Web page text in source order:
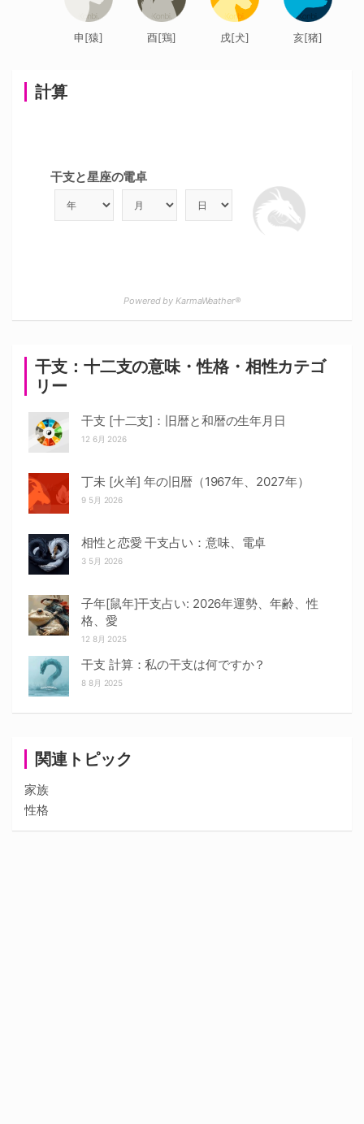
関連トピック
家族
性格
干支：十二支の意味・性格・相性カテゴ
リー
干支 [十二支]：旧暦と和暦の生年月日
12 6月 2026
丁未 [火羊] 年の旧暦（1967年、2027年）
9 5月 2026
相性と恋愛 干支占い：意味、電卓
3 5月 2026
子年[鼠年]干支占い: 2026年運勢、年齢、性
格、愛
12 8月 2025
干支 計算：私の干支は何ですか？
8 8月 2025
計算
干支と星座の電卓
Powered by KarmaWeather®
申[猿] 酉[鶏] 戌[犬] 亥[猪]